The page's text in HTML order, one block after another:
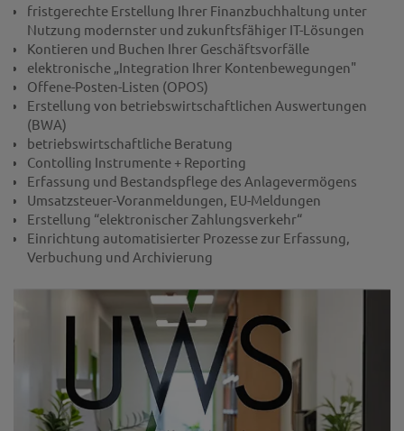
fristgerechte Erstellung Ihrer Finanzbuchhaltung unter
Nutzung modernster und zukunftsfähiger IT-Lösungen
Kontieren und Buchen Ihrer Geschäftsvorfälle
elektronische „Integration Ihrer Kontenbewegungen"
Offene-Posten-Listen (OPOS)
Erstellung von betriebswirtschaftlichen Auswertungen
(BWA)
betriebswirtschaftliche Beratung
Contolling Instrumente + Reporting
Erfassung und Bestandspflege des Anlagevermögens
Umsatzsteuer-Voranmeldungen, EU-Meldungen
Erstellung “elektronischer Zahlungsverkehr“
Einrichtung automatisierter Prozesse zur Erfassung,
Verbuchung und Archivierung